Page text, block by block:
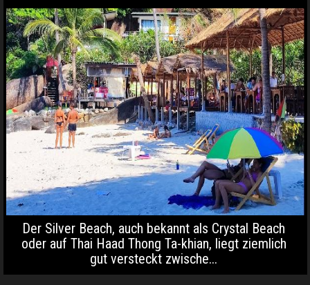
Der Silver Beach, auch bekannt als Crystal Beach
oder auf Thai Haad Thong Ta-khian, liegt ziemlich
gut versteckt zwische...